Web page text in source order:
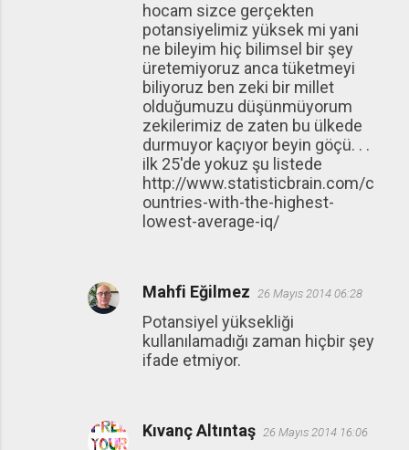
hocam sizce gerçekten
potansiyelimiz yüksek mi yani
ne bileyim hiç bilimsel bir şey
üretemiyoruz anca tüketmeyi
biliyoruz ben zeki bir millet
olduğumuzu düşünmüyorum
zekilerimiz de zaten bu ülkede
durmuyor kaçıyor beyin göçü. . .
ilk 25'de yokuz şu listede
http://www.statisticbrain.com/c
ountries-with-the-highest-
lowest-average-iq/
Mahfi Eğilmez 26 Mayıs 2014 06:28
Potansiyel yüksekliği
kullanılamadığı zaman hiçbir şey
ifade etmiyor.
Kıvanç Altıntaş 26 Mayıs 2014 16:06